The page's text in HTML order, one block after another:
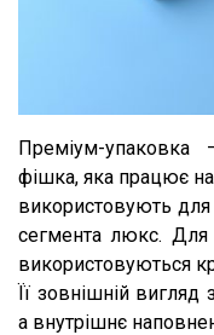
Преміум-
фішка, яка працює на
використовують
сегмента люкс. Для
використовуються
Її зовнішній вигляд
а внутрішнє